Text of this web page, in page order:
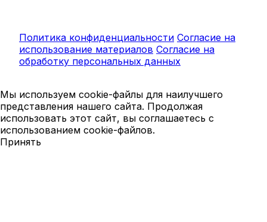
Политика конфиденциальности Согласие на
использование материалов Согласие на
обработку персональных данных
Мы используем cookie-файлы для наилучшего
представления нашего сайта. Продолжая
использовать этот сайт, вы соглашаетесь с
использованием cookie-файлов.
Принять